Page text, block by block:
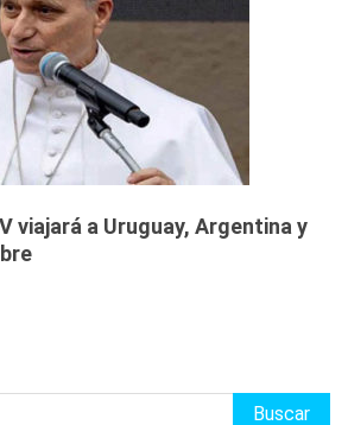
viajará a Uruguay, Argentina y